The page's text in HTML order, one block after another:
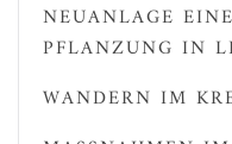
NEUANLAGE
PFLANZUNG IN
WANDERN IM